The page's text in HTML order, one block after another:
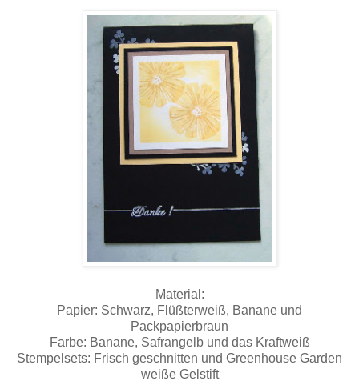
Material:
Papier: Schwarz, Flüßterweiß, Banane und
Packpapierbraun
Farbe: Banane, Safrangelb und das Kraftweiß
Stempelsets: Frisch geschnitten und Greenhouse Garden
weiße Gelstift